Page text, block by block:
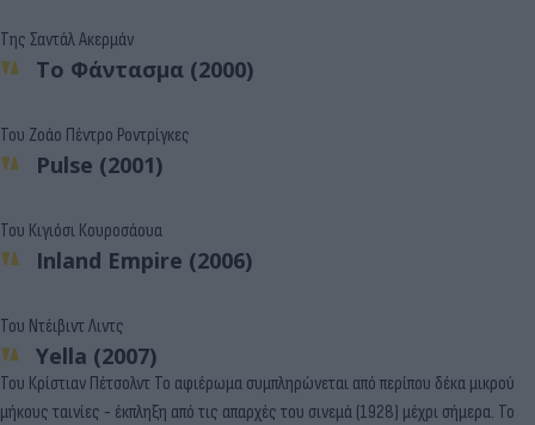
Της Σαντάλ Ακερμάν
Το Φάντασμα (2000)
Του Ζοάο Πέντρο Ροντρίγκες
Pulse (2001)
Του Κιγιόσι Κουροσάουα
Inland Empire (2006)
Του Ντέιβιντ Λιντς
Yella (2007)
Του Κρίστιαν Πέτσολντ Το αφιέρωμα συμπληρώνεται από περίπου δέκα μικρού
μήκους ταινίες - έκπληξη από τις απαρχές του σινεμά (1928) μέχρι σήμερα. Το